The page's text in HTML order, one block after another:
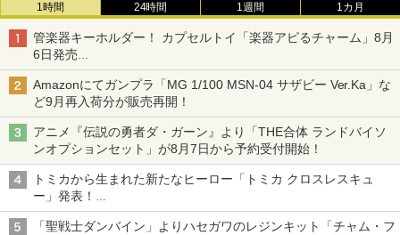
1時間 24時間 1週間 1カ月
管楽器キーホルダー！ カプセルトイ「楽器アピるチャーム」8月
6日発売
チューバ、テナサクなど5種各3色
Amazonにてガンプラ「MG 1/100 MSN-04 サザビー Ver.Ka」な
ど9月再入荷分が販売再開！
アニメ『伝説の勇者ダ・ガーン』より「THE合体 ランドバイソ
ンオプションセット」が8月7日から予約受付開始！
トミカから生まれた新たなヒーロー「トミカ クロスレスキュ
ー」発表！
詳細は後日公開予定
「聖戦士ダンバイン」よりハセガワのレジンキット「チャム・フ